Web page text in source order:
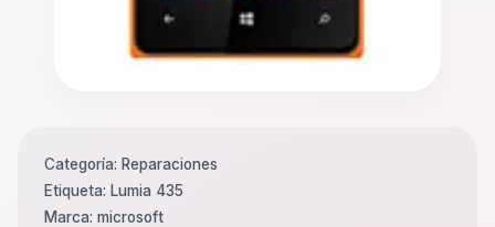
Categoría: Reparaciones
Etiqueta: Lumia 435
Marca: microsoft